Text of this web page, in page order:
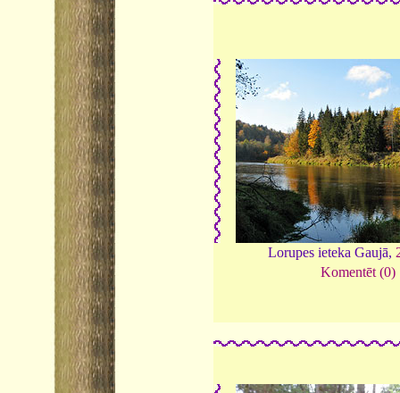
Lorupes ieteka Gaujā,
Komentēt (0)